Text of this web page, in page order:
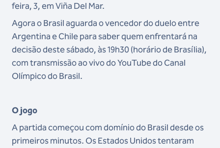
feira, 3, em Viña Del Mar.
Agora o Brasil aguarda o vencedor do duelo entre
Argentina e Chile para saber quem enfrentará na
decisão deste sábado, às 19h30 (horário de Brasília),
com transmissão ao vivo do YouTube do Canal
Olímpico do Brasil.
O jogo
A partida começou com domínio do Brasil desde os
primeiros minutos. Os Estados Unidos tentaram